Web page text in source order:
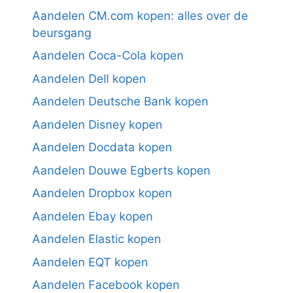
Aandelen CM.com kopen: alles over de
beursgang
Aandelen Coca-Cola kopen
Aandelen Dell kopen
Aandelen Deutsche Bank kopen
Aandelen Disney kopen
Aandelen Docdata kopen
Aandelen Douwe Egberts kopen
Aandelen Dropbox kopen
Aandelen Ebay kopen
Aandelen Elastic kopen
Aandelen EQT kopen
Aandelen Facebook kopen